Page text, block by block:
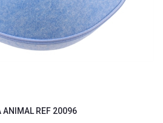
ANIMAL REF 20096